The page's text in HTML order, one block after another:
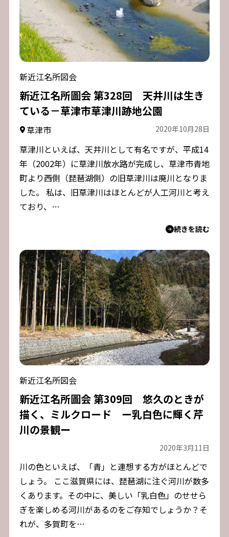
新近江名所図会
新近江名所圖会 第328回 天井川は生き
ている－草津市草津川跡地公園
草津市 2020年10月28日
草津川といえば、天井川として有名ですが、平成14
年（2002年）に草津川放水路が完成し、草津市青地
町より西側（琵琶湖側）の旧草津川は廃川となりま
した。 私は、旧草津川はほとんどが人工河川と考え
ており、…
続きを読む
新近江名所図会
新近江名所圖会 第309回 悠久のときが
描く、ミルクロード ー乳白色に輝く芹
川の景観ー
2020年3月11日
川の色といえば、「青」と連想する方がほとんどで
しょう。 ここ滋賀県には、琵琶湖に注ぐ河川が数多
くあります。その中に、美しい「乳白色」のせせら
ぎを楽しめる河川があるのをご存知でしょうか？そ
れが、多賀町を…